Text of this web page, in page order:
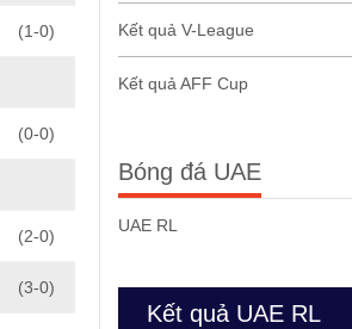
(1-0)
(0-0)
(2-0)
(3-0)
Kết quả V-League
Kết quả AFF Cup
Bóng đá UAE
UAE RL
Kết quả UAE RL